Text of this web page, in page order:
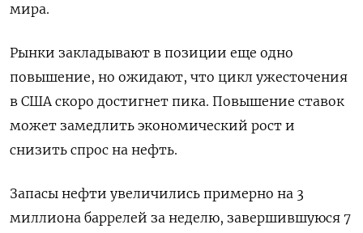
мира.
Рынки закладывают в позиции еще одно
повышение, но ожидают, что цикл ужесточения
в США скоро достигнет пика. Повышение ставок
может замедлить экономический рост и
снизить спрос на нефть.
Запасы нефти увеличились примерно на 3
миллиона баррелей за неделю, завершившуюся 7